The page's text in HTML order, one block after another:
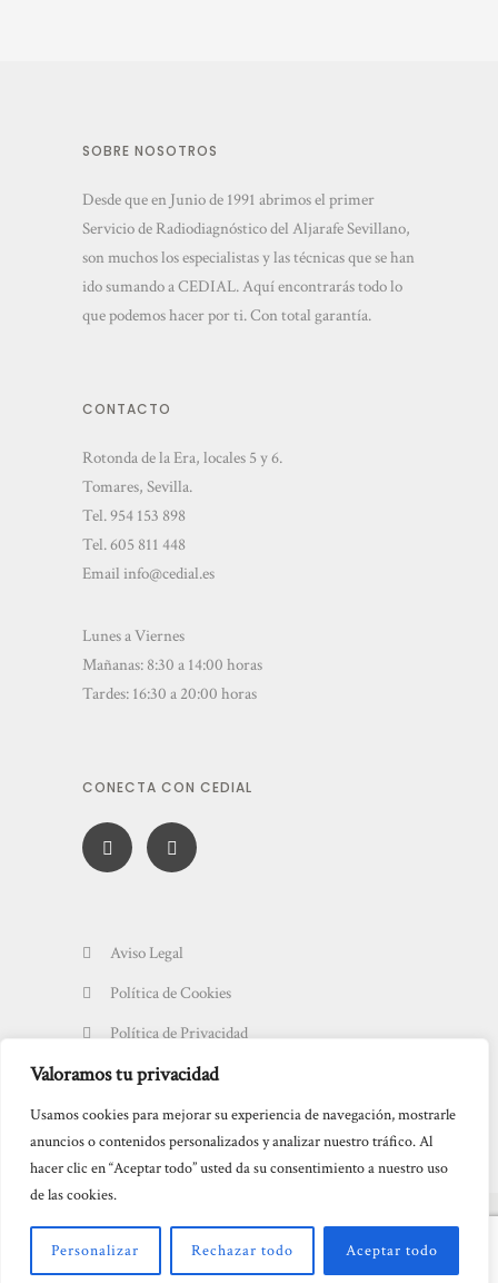
Valoramos tu privacidad
Usamos cookies para mejorar su experiencia de navegación, mostrarle
anuncios o contenidos personalizados y analizar nuestro tráfico. Al
hacer clic en “Aceptar todo” usted da su consentimiento a nuestro uso
de las cookies.
Personalizar Rechazar todo Aceptar todo
SOBRE NOSOTROS
Desde que en Junio de 1991 abrimos el primer
Servicio de Radiodiagnóstico del Aljarafe Sevillano,
son muchos los especialistas y las técnicas que se han
ido sumando a CEDIAL. Aquí encontrarás todo lo
que podemos hacer por ti. Con total garantía.
CONTACTO
Rotonda de la Era, locales 5 y 6.
Tomares, Sevilla.
Tel.954 153 898
Tel.605 811 448
Email info@cedial.es
Lunes a Viernes
Mañanas: 8:30 a 14:00 horas
Tardes: 16:30 a 20:00 horas
CONECTA CON CEDIAL
Aviso Legal
Política de Cookies
Política de Privacidad
Copyright© CEDIAL 2023 - Todos los derechos reservados.